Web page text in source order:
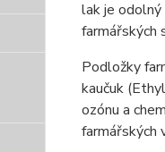
lak je
farmářských
Podložky
kaučuk
ozónu a
farmářských